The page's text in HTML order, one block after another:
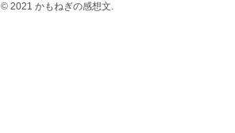
© 2021 かもねぎの感想文.